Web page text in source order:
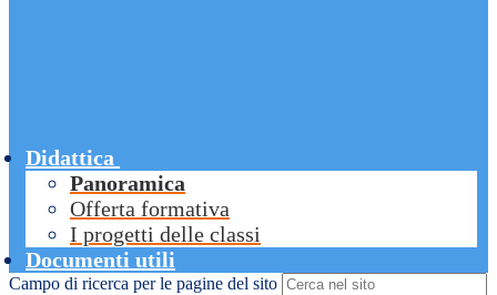
Didattica
Panoramica
Offerta formativa
I progetti delle classi
Documenti utili
Campo di ricerca per le pagine del sito